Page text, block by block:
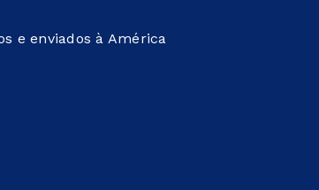
e enviados à América